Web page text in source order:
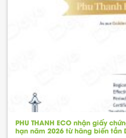
PHU THANH ECO nhận giấy
hạn năm 2026 từ hãng biến tần